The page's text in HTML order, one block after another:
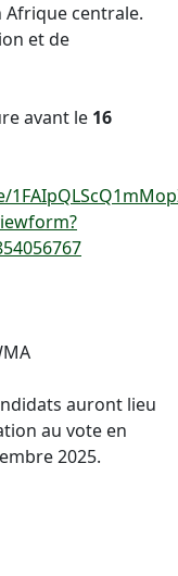
Afrique centrale.
et de
avant le 16
auront lieu
au vote en
2025.